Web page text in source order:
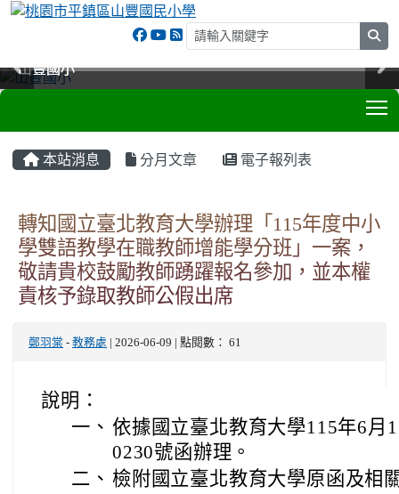
山豐國小
山豐國小
山豐國小
山豐國小
本站消息 分月文章 電子報列表
轉知國立臺北教育大學辦理「115年度中小
學雙語教學在職教師增能學分班」一案，
敬請貴校鼓勵教師踴躍報名參加，並本權
責核予錄取教師公假出席
鄭羽棠 - 教務處 | 2026-06-09 | 點閱數： 61
說明：
一、 依據國立臺北教育大學115年6月
0230號函辦理。
二、 檢附國立臺北教育大學原函及相